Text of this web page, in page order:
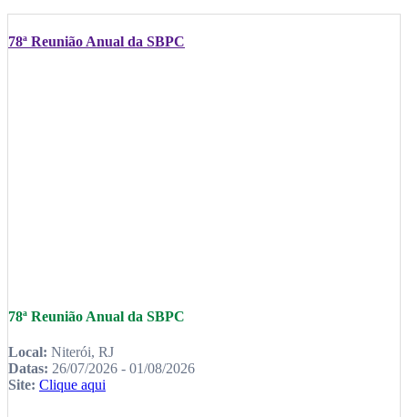
78ª Reunião Anual da SBPC
78ª Reunião Anual da SBPC
Local: Niterói, RJ
Datas: 26/07/2026 - 01/08/2026
Site: Clique aqui